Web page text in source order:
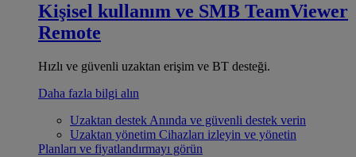
Kişisel kullanım ve SMB TeamViewer
Remote
Hızlı ve güvenli uzaktan erişim ve BT desteği.
Daha fazla bilgi alın
Uzaktan destek Anında ve güvenli destek verin
Uzaktan yönetim Cihazları izleyin ve yönetin
Planları ve fiyatlandırmayı görün